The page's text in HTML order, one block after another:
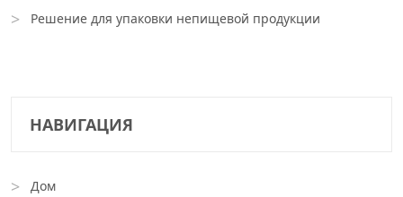
Решение для упаковки непищевой продукции
НАВИГАЦИЯ
Дом